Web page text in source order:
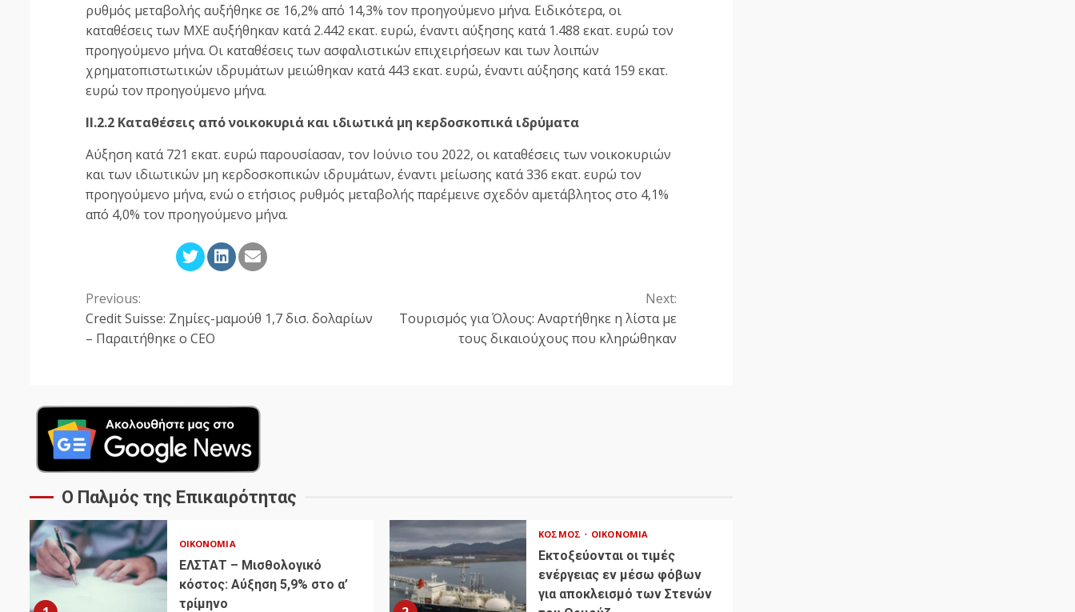
ρυθμός μεταβολής αυξήθηκε σε 16,2% από 14,3% τον προηγούμενο μήνα. Ειδικότερα, οι
καταθέσεις των MXE αυξήθηκαν κατά 2.442 εκατ. ευρώ, έναντι αύξησης κατά 1.488 εκατ. ευρώ τον
προηγούμενο μήνα. Οι καταθέσεις των ασφαλιστικών επιχειρήσεων και των λοιπών
χρηματοπιστωτικών ιδρυμάτων μειώθηκαν κατά 443 εκατ. ευρώ, έναντι αύξησης κατά 159 εκατ.
ευρώ τον προηγούμενο μήνα.
ΙΙ.2.2 Καταθέσεις από νοικοκυριά και ιδιωτικά μη κερδοσκοπικά ιδρύματα
Αύξηση κατά 721 εκατ. ευρώ παρουσίασαν, τον Ιούνιο του 2022, οι καταθέσεις των νοικοκυριών
και των ιδιωτικών μη κερδοσκοπικών ιδρυμάτων, έναντι μείωσης κατά 336 εκατ. ευρώ τον
προηγούμενο μήνα, ενώ ο ετήσιος ρυθμός μεταβολής παρέμεινε σχεδόν αμετάβλητος στο 4,1%
από 4,0% τον προηγούμενο μήνα.
Continue
Reading
Previous:
Credit Suisse: Ζημίες-μαμούθ 1,7 δισ. δολαρίων
– Παραιτήθηκε ο CEO
Next:
Τουρισμός για Όλους: Αναρτήθηκε η λίστα με
τους δικαιούχους που κληρώθηκαν
Ο Παλμός της Επικαιρότητας
ΟΙΚΟΝΟΜΊΑ
ΕΛΣΤΑΤ – Μισθολογικό
κόστος: Αύξηση 5,9% στο α’
τρίμηνο
ΚΌΣΜΟΣ ΟΙΚΟΝΟΜΊΑ
Εκτοξεύονται οι τιμές
ενέργειας εν μέσω φόβων
για αποκλεισμό των Στενών